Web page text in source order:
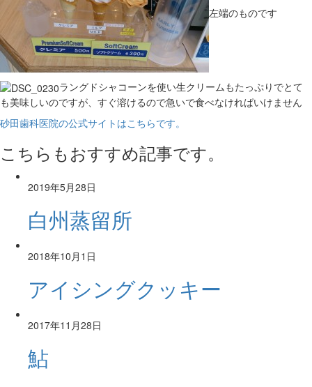
左端のものです
ラングドシャコーンを使い生クリームもたっぷりでとて
も美味しいのですが、すぐ溶けるので急いで食べなければいけません
砂田歯科医院の公式サイトはこちらです。
こちらもおすすめ記事です。
2019年5月28日
白州蒸留所
2018年10月1日
アイシングクッキー
2017年11月28日
鮎